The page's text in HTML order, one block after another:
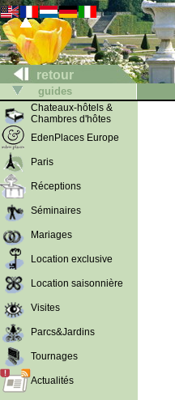
retour
guides
Chateaux-hôtels &
Chambres d'hôtes
EdenPlaces Europe
Paris
Réceptions
Séminaires
Mariages
Location exclusive
Location saisonnière
Visites
Parcs&Jardins
Tournages
Actualités